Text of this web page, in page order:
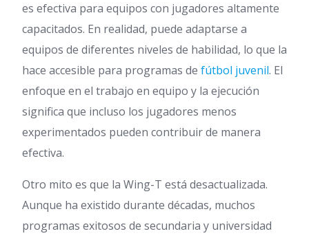
es efectiva para equipos con jugadores altamente
capacitados. En realidad, puede adaptarse a
equipos de diferentes niveles de habilidad, lo que la
hace accesible para programas de fútbol juvenil. El
enfoque en el trabajo en equipo y la ejecución
significa que incluso los jugadores menos
experimentados pueden contribuir de manera
efectiva.
Otro mito es que la Wing-T está desactualizada.
Aunque ha existido durante décadas, muchos
programas exitosos de secundaria y universidad